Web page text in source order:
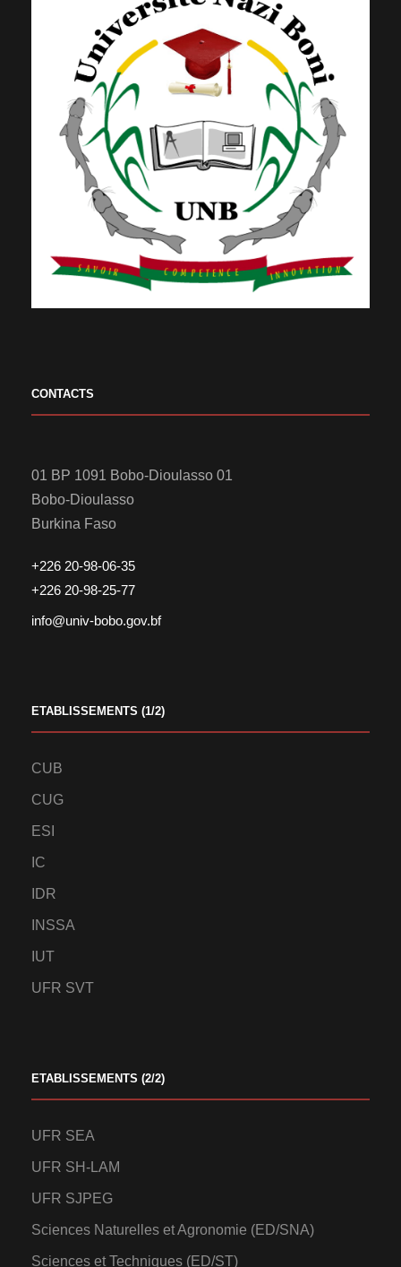
CONTACTS
01 BP 1091 Bobo-Dioulasso 01
Bobo-Dioulasso
Burkina Faso
+226 20-98-06-35
+226 20-98-25-77
info@univ-bobo.gov.bf
ETABLISSEMENTS (1/2)
CUB
CUG
ESI
IC
IDR
INSSA
IUT
UFR SVT
ETABLISSEMENTS (2/2)
UFR SEA
UFR SH-LAM
UFR SJPEG
Sciences Naturelles et Agronomie (ED/SNA)
Sciences et Techniques (ED/ST)